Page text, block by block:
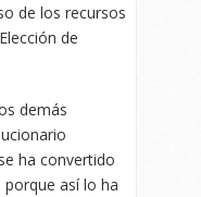
de los recursos
de
demás
ha convertido
así lo ha